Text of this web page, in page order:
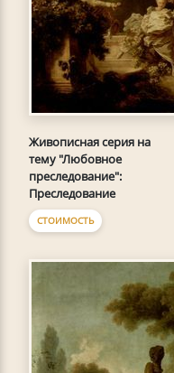
Живописная серия на
тему "Любовное
преследование":
Преследование
СТОИМОСТЬ